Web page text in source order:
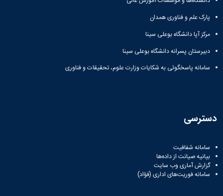
پارک علم و فناوری همدان
مرکز آپا دانشگاه بوعلی سینا
دبیرستان پسرانه دانشگاه بوعلی سینا
سامانه پاسخگوئی به شکایات وزارت علوم، تحقیقات و فناوری
دسترسی
سامانه شفافیت
بیانیه صیانت از داده‌ها
گزارش آماری وب‌ سایت
سامانه فوریت‌های اداری (فؤاد)